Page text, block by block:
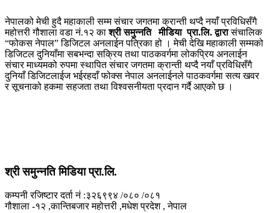
नेपालको मेची हुदै महाकाली सम्म संचार जगतमा क्रान्ती थप्दै नयाँ प्रविधिसँगै
महोत्तरी गौशाला वडा नं.१२ काश्री समुन्नति मीडिया प्रा.लि. द्वारासंचालिक
“फोकस नेपाल” डिजिटल अनलाईन पत्रिका हो । मेची देखि महाकाली सम्मको
डिजिटल दुनियाँमा सबभन्दा सक्रिय तथा पाठकवर्गमा लोकप्रिय अनलाईन
संचार माध्यमको रुपमा स्थापित संचार जगतमा क्रान्ती थप्दै नयाँ प्रविधिसँगै
दुनियाँ डिजिटलाईज भईरहदाँ फोक्स नेपाल अनलाईनले पाठकवर्गमा सत्य खवर
र सूचनाको हकमा सहजता तथा विश्वसनीयता प्रदान गर्दै आएको छ ।
श्री समुन्नति मिडिया प्रा.लि.
कम्पनी रजिष्टार दर्ता नं :३२६९९४ /०८० /०८१
गौशाला -१२ ,कान्तिबजार महोत्तरी ,मधेश प्रदेश , नेपाल